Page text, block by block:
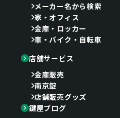
メーカー名から検索
家・オフィス
金庫・ロッカー
車・バイク・自転車
店舗サービス
金庫販売
南京錠
店舗販売グッズ
鍵屋ブログ